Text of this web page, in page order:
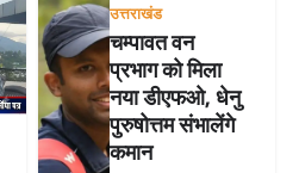
उत्तराखंड
चम्पावत वन
प्रभाग को मिला
नया डीएफओ, धेनु
पुरुषोत्तम संभालेंगे
कमान